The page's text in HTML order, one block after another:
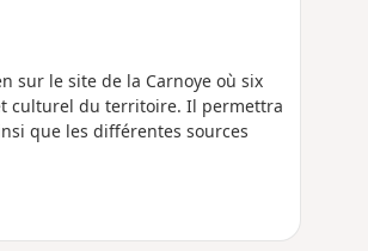
sur le site de la Carnoye où six
culturel du territoire. Il permettra
que les différentes sources